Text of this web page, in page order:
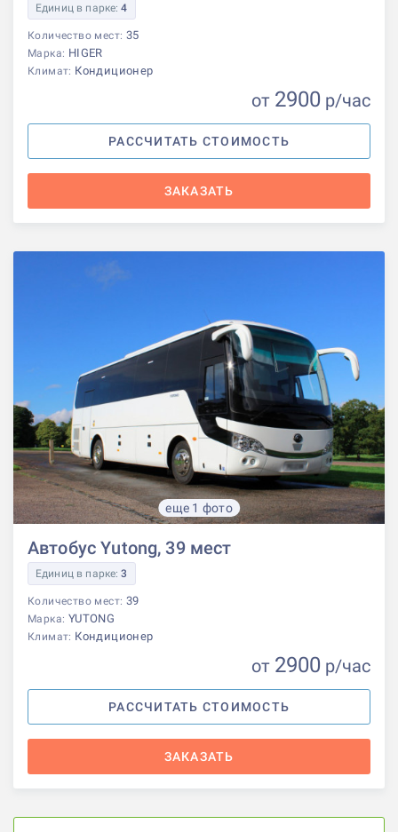
Единиц в парке:4
Количество мест: 35
Марка: HIGER
Климат: Кондиционер
от 2900 р/час
РАССЧИТАТЬ СТОИМОСТЬ
ЗАКАЗАТЬ
еще 1 фото
Автобус Yutong, 39 мест
Единиц в парке:3
Количество мест: 39
Марка: YUTONG
Климат: Кондиционер
от 2900 р/час
РАССЧИТАТЬ СТОИМОСТЬ
ЗАКАЗАТЬ